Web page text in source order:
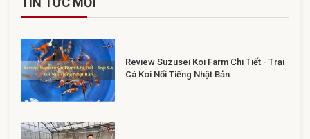
Review Suzusei Koi Farm Chi Tiết - Trại
Cá Koi Nổi Tiếng Nhật Bản